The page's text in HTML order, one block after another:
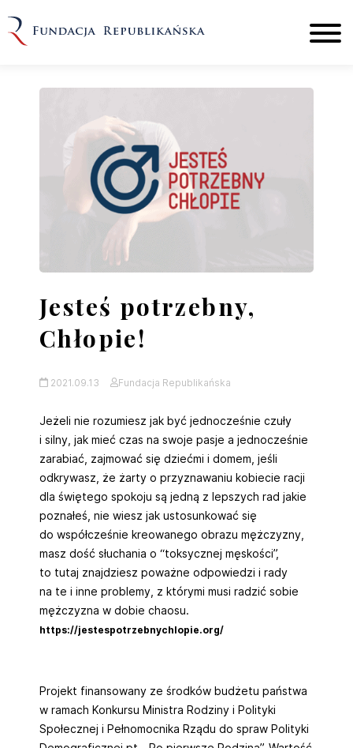
Jesteś potrzebny,
Chłopie!
2021.09.13 Fundacja Republikańska
Jeżeli nie rozumiesz jak być jednocześnie czuły
i silny, jak mieć czas na swoje pasje a jednocześnie
zarabiać, zajmować się dziećmi i domem, jeśli
odkrywasz, że żarty o przyznawaniu kobiecie racji
dla świętego spokoju są jedną z lepszych rad jakie
poznałeś, nie wiesz jak ustosunkować się
do współcześnie kreowanego obrazu mężczyzny,
masz dość słuchania o “toksycznej męskości”,
to tutaj znajdziesz poważne odpowiedzi i rady
na te i inne problemy, z którymi musi radzić sobie
mężczyzna w dobie chaosu.
https://jestespotrzebnychlopie.org/
Projekt finansowany ze środków budżetu państwa
w ramach Konkursu Ministra Rodziny i Polityki
Społecznej i Pełnomocnika Rządu do spraw Polityki